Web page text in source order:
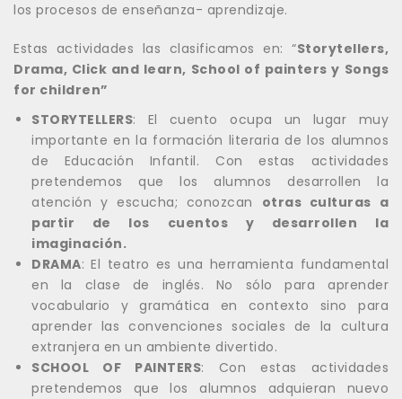
los procesos de enseñanza- aprendizaje.
Estas actividades las clasificamos en: “Storytellers,
Drama, Click and learn, School of painters y Songs
for children”
STORYTELLERS: El cuento ocupa un lugar muy
importante en la formación literaria de los alumnos
de Educación Infantil. Con estas actividades
pretendemos que los alumnos desarrollen la
atención y escucha; conozcan otras culturas a
partir de los cuentos y desarrollen la
imaginación.
DRAMA: El teatro es una herramienta fundamental
en la clase de inglés. No sólo para aprender
vocabulario y gramática en contexto sino para
aprender las convenciones sociales de la cultura
extranjera en un ambiente divertido.
SCHOOL OF PAINTERS: Con estas actividades
pretendemos que los alumnos adquieran nuevo